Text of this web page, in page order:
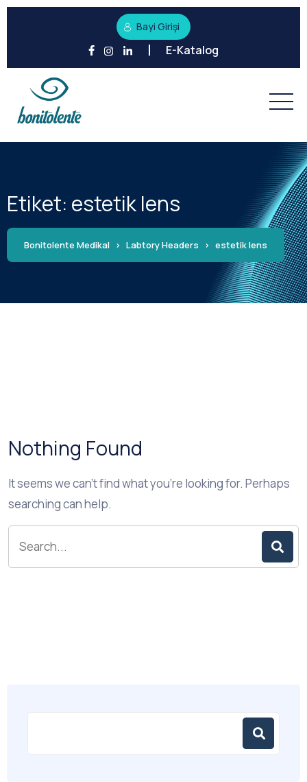
Bayi Girişi
E-Katalog
Etiket: estetik lens
Bonitolente Medikal > Labtory Headers > estetik lens
Nothing Found
It seems we can’t find what you’re looking for. Perhaps
searching can help.